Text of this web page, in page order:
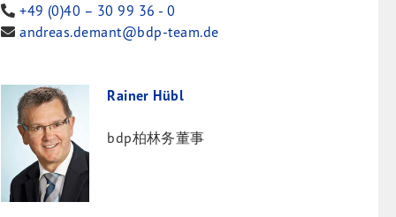
+49 (0)40 – 30 99 36 - 0
andreas.demant@bdp-team.de
Rainer Hübl
bdp柏林务董事